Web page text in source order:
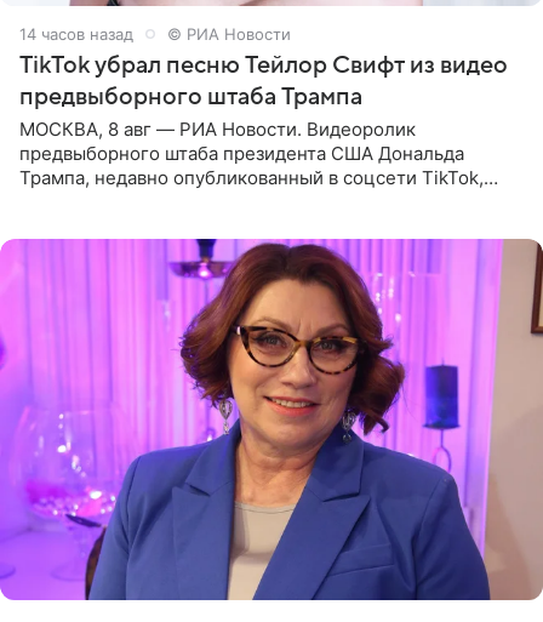
14 часов назад © РИА Новости
TikTok убрал песню Тейлор Свифт из видео
предвыборного штаба Трампа
МОСКВА, 8 авг — РИА Новости. Видеоролик
предвыборного штаба президента США Дональда
Трампа, недавно опубликованный в соцсети TikTok,